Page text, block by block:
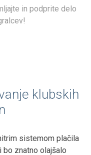
in podprite delo
klubskih
sistemom plačila
bo znatno olajšalo